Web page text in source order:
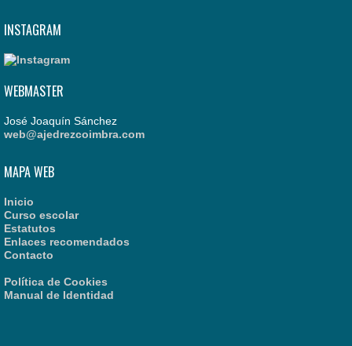
INSTAGRAM
WEBMASTER
José Joaquín Sánchez
web@ajedrezcoimbra.com
MAPA WEB
Inicio
Curso escolar
Estatutos
Enlaces recomendados
Contacto
Política de Cookies
Manual de Identidad